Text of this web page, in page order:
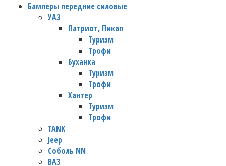
Бамперы передние силовые
УАЗ
Патриот, Пикап
Туризм
Трофи
Буханка
Туризм
Трофи
Хантер
Туризм
Трофи
TANK
Jeep
Соболь NN
ВАЗ